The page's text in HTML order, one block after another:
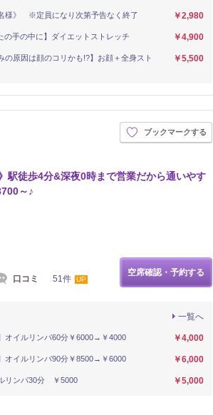
様》 ※定員になり次第予告なく終了 ￥2,980
の手の中に】ダイエットストレッチ ￥4,900
の原因は顔のコリかも!?】お顔＋全身スト
￥5,500
ブックマークする
駅徒歩4分&深夜0時まで営業だから通いやす
～♪
口コミ 51件 UP
空席確認・予約する
一覧へ
オイルリンパ60分￥6000→￥4000 ￥4,000
オイルリンパ90分￥8500→￥6000 ￥6,000
リンパ30分 ￥5000 ￥5,000